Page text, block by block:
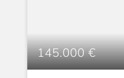
145.000 €